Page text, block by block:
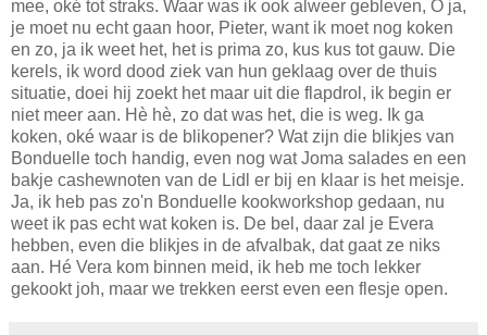
mee, oké tot straks. Waar was ik ook alweer gebleven, O ja,
je moet nu echt gaan hoor, Pieter, want ik moet nog koken
en zo, ja ik weet het, het is prima zo, kus kus tot gauw. Die
kerels, ik word dood ziek van hun geklaag over de thuis
situatie, doei hij zoekt het maar uit die flapdrol, ik begin er
niet meer aan. Hè hè, zo dat was het, die is weg. Ik ga
koken, oké waar is de blikopener? Wat zijn die blikjes van
Bonduelle toch handig, even nog wat Joma salades en een
bakje cashewnoten van de Lidl er bij en klaar is het meisje.
Ja, ik heb pas zo'n Bonduelle kookworkshop gedaan, nu
weet ik pas echt wat koken is. De bel, daar zal je Evera
hebben, even die blikjes in de afvalbak, dat gaat ze niks
aan. Hé Vera kom binnen meid, ik heb me toch lekker
gekookt joh, maar we trekken eerst even een flesje open.